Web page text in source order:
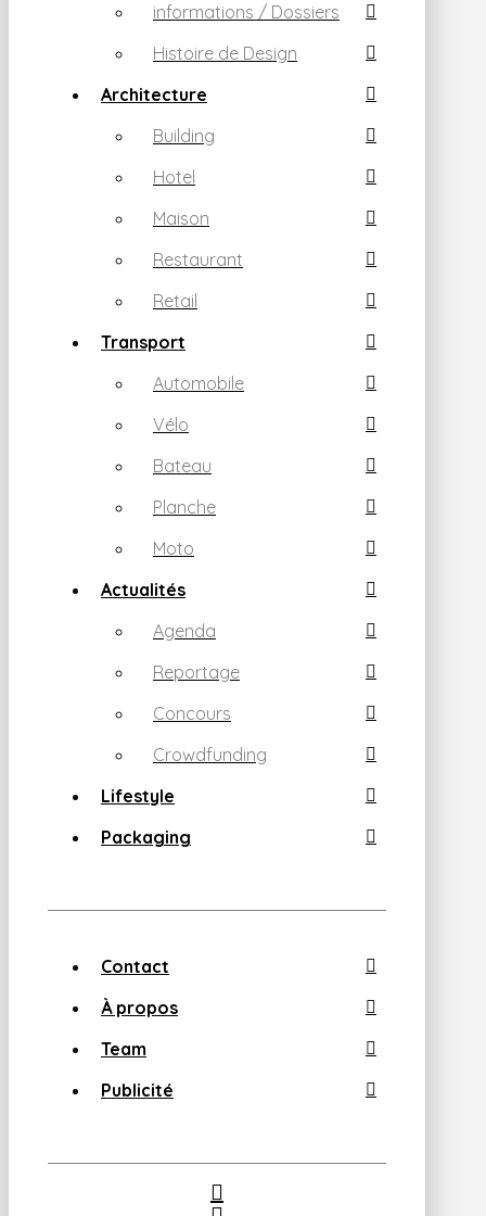
informations / Dossiers
Histoire de Design
Architecture
Building
Hotel
Maison
Restaurant
Retail
Transport
Automobile
Vélo
Bateau
Planche
Moto
Actualités
Agenda
Reportage
Concours
Crowdfunding
Lifestyle
Packaging
Contact
À propos
Team
Publicité